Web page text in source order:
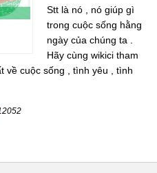
Stt là nó , nó giúp gì
trong cuộc sống hằng
ngày của chúng ta .
Hãy cùng wikici tham
về cuộc sống , tình yêu , tình